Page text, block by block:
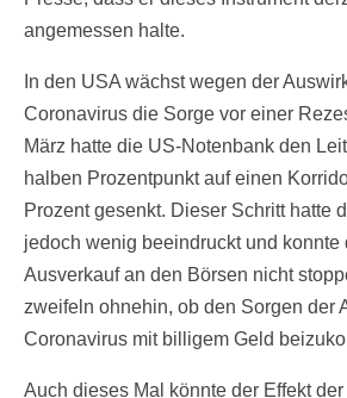
angemessen halte.
In den USA wächst wegen der
Coronavirus die Sorge vor einer
März hatte die US-Notenbank den
halben Prozentpunkt auf einen
Prozent gesenkt. Dieser Schritt hatte
jedoch wenig beeindruckt und konnte
Ausverkauf an den Börsen nicht
zweifeln ohnehin, ob den Sorgen der
Coronavirus mit billigem Geld
Auch dieses Mal könnte der Effekt